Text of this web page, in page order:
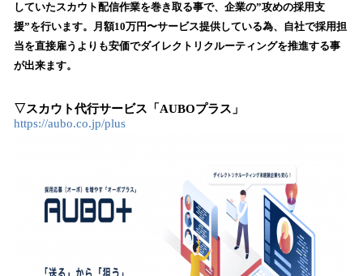
込
み
中
で
していたスカウト配信作業を巻き取る事で、企業の”攻めの採用支
援”を行います。月額10万円〜サービス提供している為、自社で採用担
当を直接雇うよりも安価でダイレクトリクルーティングを推進する事
が出来ます。
▽スカウト代行サービス「AUBOプラス」
https://aubo.co.jp/plus